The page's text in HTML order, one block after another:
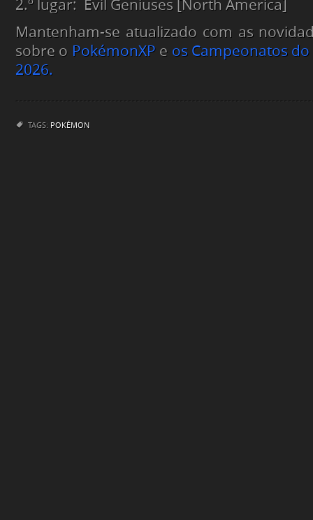
2.º lugar: Evil Geniuses [North America]
Mantenham-se atualizado com as
sobre o PokémonXP e os Campeonatos
2026.
TAGS: POKÉMON